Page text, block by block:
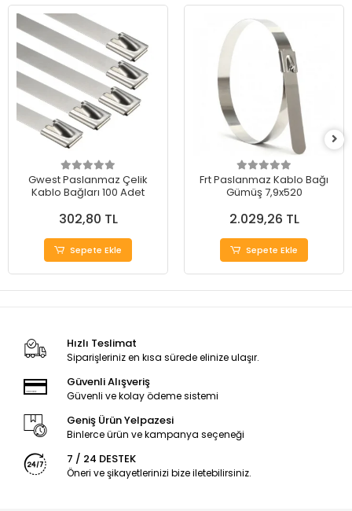
Gwest Paslanmaz Çelik
Kablo Bağları 100 Adet
302,80 TL
Sepete Ekle
Frt Paslanmaz Kablo Bağı
Gümüş 7,9x520
2.029,26 TL
Sepete Ekle
Hızlı Teslimat
Siparişleriniz en kısa sürede elinize ulaşır.
Güvenli Alışveriş
Güvenli ve kolay ödeme sistemi
Geniş Ürün Yelpazesi
Binlerce ürün ve kampanya seçeneği
7 / 24 DESTEK
Öneri ve şikayetlerinizi bize iletebilirsiniz.